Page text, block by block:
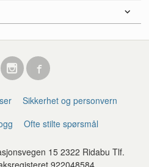
Sikkerhet og personvern
Ofte stilte spørsmål
15 2322 Ridabu Tlf.